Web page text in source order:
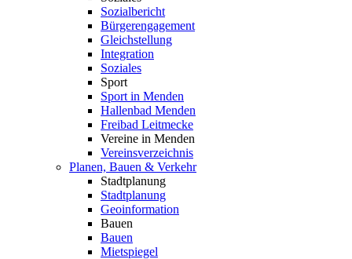
Sozialbericht
Bürgerengagement
Gleichstellung
Integration
Soziales
Sport
Sport in Menden
Hallenbad Menden
Freibad Leitmecke
Vereine in Menden
Vereinsverzeichnis
Planen, Bauen & Verkehr
Stadtplanung
Stadtplanung
Geoinformation
Bauen
Bauen
Mietspiegel